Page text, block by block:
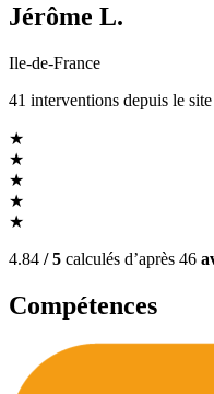
Jérôme L.
Ile-de-France
41 interventions depuis le site
★
★
★
★
★
4.84 / 5 calculés d’après 46
Compétences